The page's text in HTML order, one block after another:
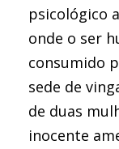
psicológico
onde o ser
consumido
sede de
de duas
inocente